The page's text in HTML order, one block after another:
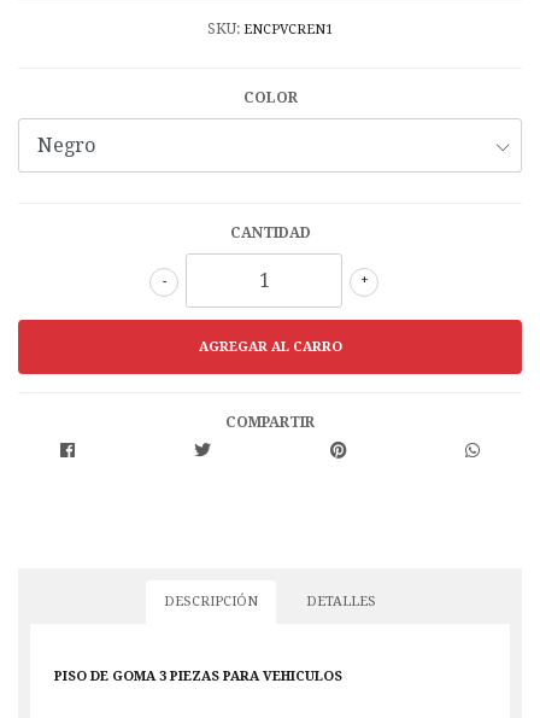
SKU: ENCPVCREN1
COLOR
CANTIDAD
+
-
COMPARTIR
DESCRIPCIÓN DETALLES
PISO DE GOMA 3 PIEZAS PARA VEHICULOS